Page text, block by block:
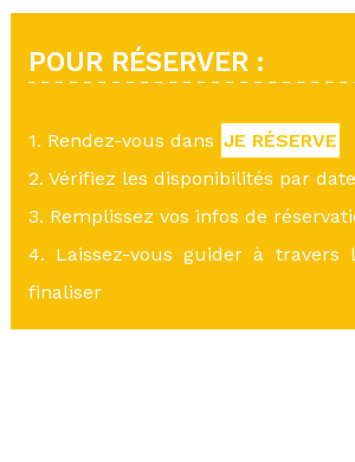
POUR RÉSERVER :
1. Rendez-vous dans JE RÉSERVE
2. Vérifiez les disponibilités par
3. Remplissez vos infos de
4. Laissez-vous guider à travers
finaliser